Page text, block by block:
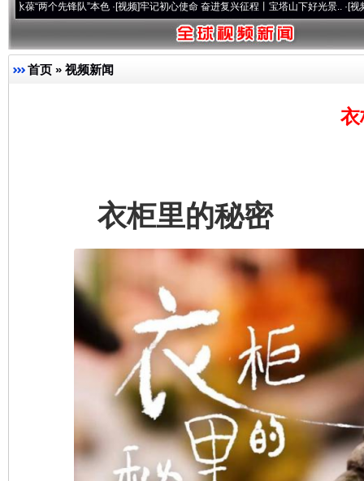
先锋队”本色·[视频]牢记初心使命 奋进复兴征程丨宝塔山下好光景..·[视频]因党而生
首页 » 视频新闻
衣
衣柜里的秘密